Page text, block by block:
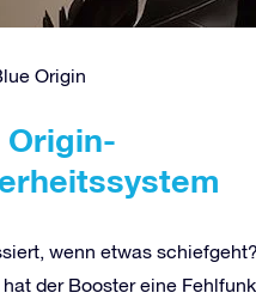
Origin
Origin-
wenn etwas
der Booster eine